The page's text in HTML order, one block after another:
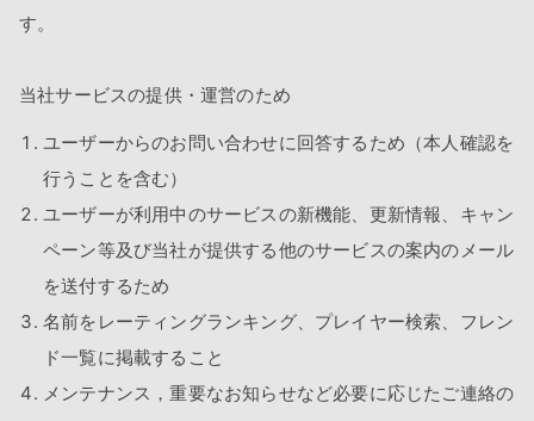
す。
当社サービスの提供・運営のため
ユーザーからのお問い合わせに回答するため（本人確認を
行うことを含む）
ユーザーが利用中のサービスの新機能、更新情報、キャン
ペーン等及び当社が提供する他のサービスの案内のメール
を送付するため
名前をレーティングランキング、プレイヤー検索、フレン
ド一覧に掲載すること
メンテナンス，重要なお知らせなど必要に応じたご連絡の